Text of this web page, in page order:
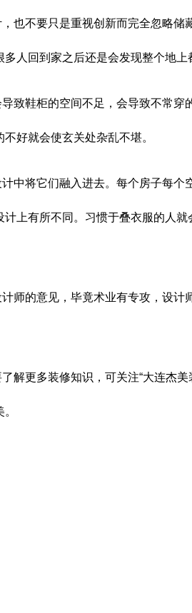
也不要只是重视创新而完全忽略
人回到家之后还是会发现整个地
致鞋柜的空间不足，会导致不常
好就会使玄关处杂乱不堪。
中将它们融入进去。每个房子每
上有所不同。习惯于叠衣服的人
师的意见，毕竟术业有专攻，设
解更多装修知识，可关注“大连杰美